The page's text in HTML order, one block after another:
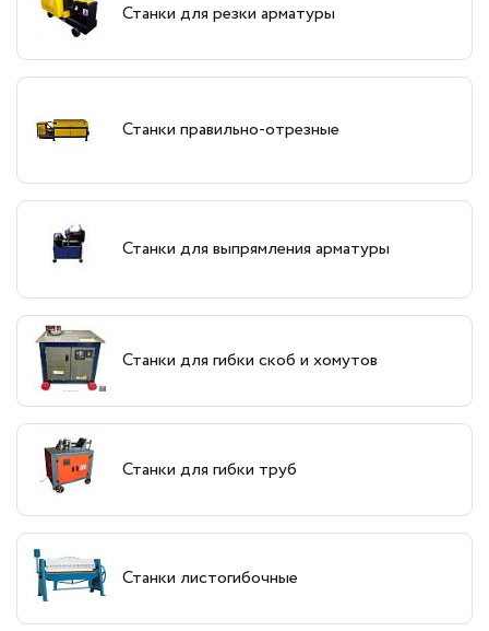
Станки для резки арматуры
Станки правильно-отрезные
Станки для выпрямления арматуры
Станки для гибки скоб и хомутов
Станки для гибки труб
Станки листогибочные